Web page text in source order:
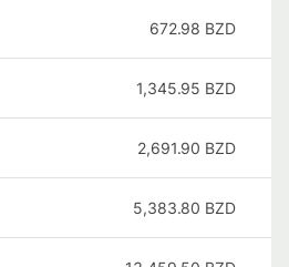
672.98 BZD
1,345.95 BZD
2,691.90 BZD
5,383.80 BZD